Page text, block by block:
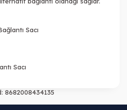
Sacı
Sacı
8682008434135